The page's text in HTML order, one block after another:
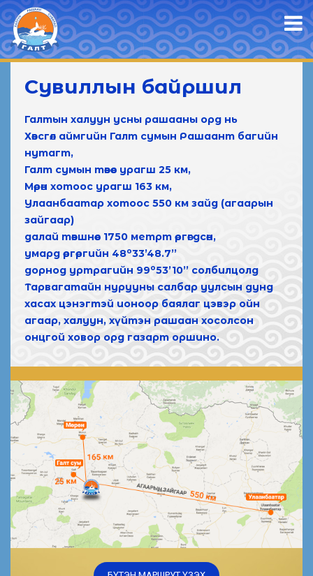
Сувиллын байршил
Галтын халуун усны рашааны орд нь
Хөвсгөл аймгийн Галт сумын Рашаант багийн
нутагт,
Галт сумын төвөөс урагш 25 км,
Мөрөн хотоос урагш 163 км,
Улаанбаатар хотоос 550 км зайд (агаарын
зайгаар)
далай төвшнөөс 1750 метрт өргөгдсөн,
умард өргөргийн 48o33’48.7’’
дорнод уртрагийн 99o53’10’’ солбилцолд
Тарвагатайн нурууны салбар уулсын дунд
хасах цэнэгтэй ионоор баялаг цэвэр ойн
агаар, халуун, хүйтэн рашаан хосолсон
онцгой ховор орд газарт оршино.